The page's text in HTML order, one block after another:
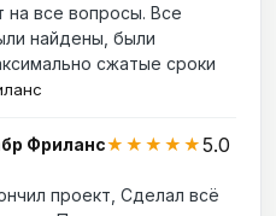
на все вопросы. Все
найдены, были
сжатые сроки
Фриланс★★★★★5.0
проект, Сделал всё